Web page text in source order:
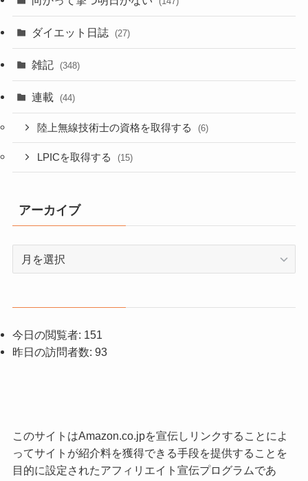
ダイエット日誌 (27)
雑記 (348)
連載 (44)
陸上無線技術士の資格を取得する (6)
LPICを取得する (15)
アーカイブ
今日の閲覧者: 151
昨日の訪問者数: 93
このサイトはAmazon.co.jpを宣伝しリンクすることによ
ってサイトが紹介料を獲得できる手段を提供することを
目的に設定されたアフィリエイト宣伝プログラムであ